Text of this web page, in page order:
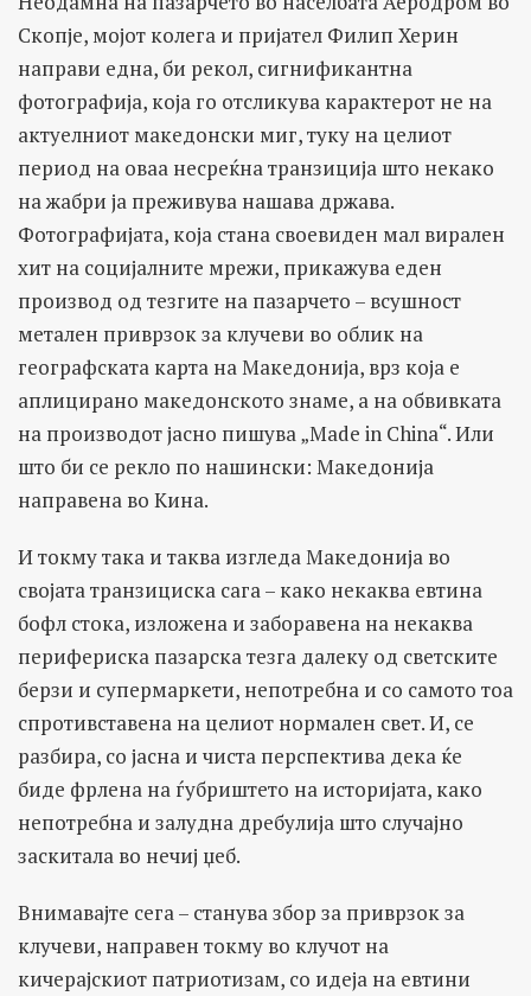
Скопје, мојот колега и пријател Филип Херин
направи една, би рекол, сигнификантна
фотографија, која го отсликува карактерот не на
актуелниот македонски миг, туку на целиот
период на оваа несреќна транзиција што некако
на жабри ја преживува нашава држава.
Фотографијата, која стана своевиден мал вирален
хит на социјалните мрежи, прикажува еден
производ од тезгите на пазарчето – всушност
метален приврзок за клучеви во облик на
географската карта на Македонија, врз која е
аплицирано македонското знаме, а на обвивката
на производот јасно пишува „Made in China“. Или
што би се рекло по нашински: Македонија
направена во Кина.
И токму така и таква изгледа Македонија во
својата транзициска сага – како некаква евтина
бофл стока, изложена и заборавена на некаква
перифериска пазарска тезга далеку од светските
берзи и супермаркети, непотребна и со самото тоа
спротивставена на целиот нормален свет. И, се
разбира, со јасна и чиста перспектива дека ќе
биде фрлена на ѓубриштето на историјата, како
непотребна и залудна дребулија што случајно
заскитала во нечиј џеб.
Внимавајте сега – станува збор за приврзок за
клучеви, направен токму во клучот на
кичерајскиот патриотизам, со идеја на евтини